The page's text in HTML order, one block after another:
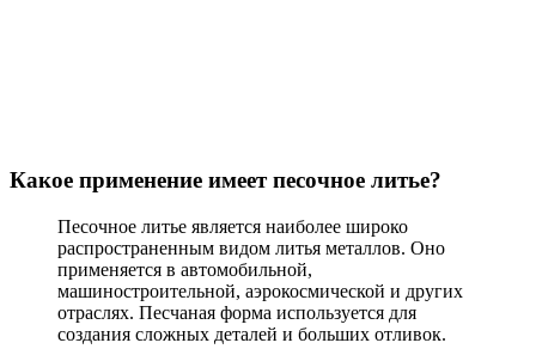
Какое применение имеет песочное литье?
Песочное литье является наиболее широко
распространенным видом литья металлов. Оно
применяется в автомобильной,
машиностроительной, аэрокосмической и других
отраслях. Песчаная форма используется для
создания сложных деталей и больших отливок.